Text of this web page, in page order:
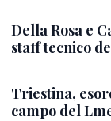
Della Rosa e
staff tecnico
Triestina,
campo del